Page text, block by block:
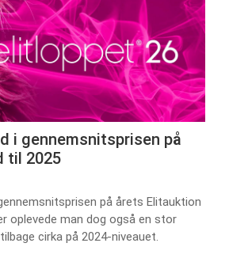
i gennemsnitsprisen på
til 2025
på årets Elitauktion
oplevede man dog også en stor
cirka på 2024-niveauet.